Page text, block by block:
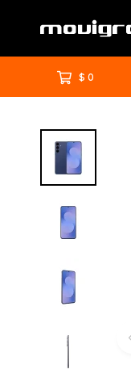
$ 0